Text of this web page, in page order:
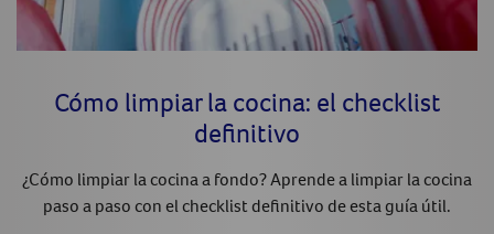
Cómo limpiar la cocina: el checklist
definitivo
¿Cómo limpiar la cocina a fondo? Aprende a limpiar la cocina
paso a paso con el checklist definitivo de esta guía útil.